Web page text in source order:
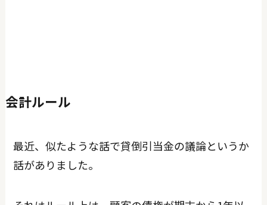
会計ルール
最近、似たような話で貸倒引当金の議論というか
話がありました。